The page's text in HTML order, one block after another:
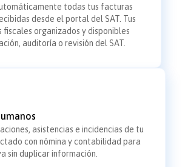
todas tus facturas
desde el portal del SAT. Tus
fiscales organizados y disponibles
auditoría o revisión del SAT.
asistencias e incidencias de tu
con nómina y contabilidad para
sin duplicar información.